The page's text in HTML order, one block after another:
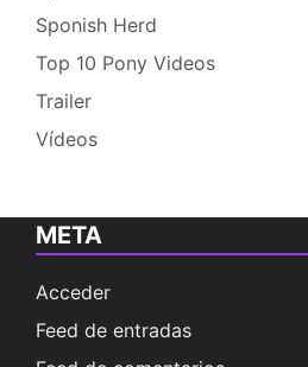
Sponish Herd
Top 10 Pony Videos
Trailer
Vídeos
META
Acceder
Feed de entradas